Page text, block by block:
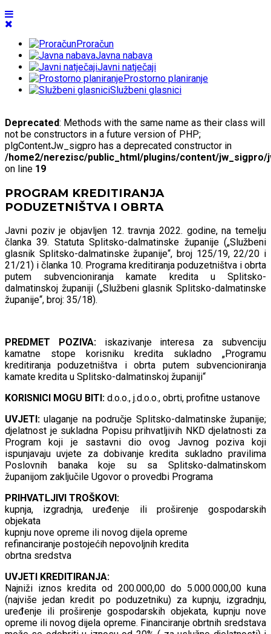
Proračun
Javna nabava
Javni natječaji
Prostorno planiranje
Službeni glasnici
Deprecated: Methods with the same name as their class will
not be constructors in a future version of PHP;
plgContentJw_sigpro has a deprecated constructor in
/home2/nerezisc/public_html/plugins/content/jw_sigpro/
on line 19
PROGRAM KREDITIRANJA
PODUZETNIŠTVA I OBRTA
Javni poziv je objavljen 12. travnja 2022. godine, na temelju
članka 39. Statuta Splitsko-dalmatinske županije („Službeni
glasnik Splitsko-dalmatinske županije“, broj 125/19, 22/20 i
21/21) i članka 10. Programa kreditiranja poduzetništva i obrta
putem subvencioniranja kamate kredita u Splitsko-
dalmatinskoj županiji („Službeni glasnik Splitsko-dalmatinske
županije“, broj: 35/18).
PREDMET POZIVA:iskazivanje interesa za subvenciju
kamatne stope korisniku kredita sukladno „Programu
kreditiranja poduzetništva i obrta putem subvencioniranja
kamate kredita u Splitsko-dalmatinskoj županiji“
KORISNICI MOGU BITI: d.o.o., j.d.o.o., obrti, profitne ustanove
UVJETI:ulaganje na područje Splitsko-dalmatinske županije;
djelatnost je sukladna Popisu prihvatljivih NKD djelatnosti za
Program koji je sastavni dio ovog Javnog poziva koji
ispunjavaju uvjete za dobivanje kredita sukladno pravilima
Poslovnih banaka koje su sa Splitsko-dalmatinskom
županijom zaključile Ugovor o provedbi Programa
PRIHVATLJIVI TROŠKOVI:
kupnja, izgradnja, uređenje ili proširenje gospodarskih
objekata
kupnju nove opreme ili novog dijela opreme
refinanciranje postojećih nepovoljnih kredita
obrtna sredstva
UVJETI KREDITIRANJA:
Najniži iznos kredita od 200.000,00 do 5.000.000,00 kuna
(najviše jedan kredit po poduzetniku) za kupnju, izgradnju,
uređenje ili proširenje gospodarskih objekata, kupnju nove
opreme ili novog dijela opreme. Financiranje obrtnih sredstava